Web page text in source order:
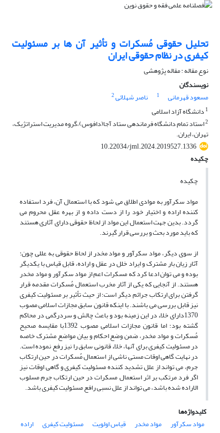
تحلیل حقوقی مُسکرات و تأثیر آن ها بر مسئولیت
کیفری در نظام حقوقی ایران
نوع مقاله : مقاله پژوهشی
نویسندگان
مسعود قهرمانی
1 ناصر شهلائی2
1 دانشگاه آزاد اسلامی
2استاد تمام دانشگاه فرماندهی ستاد آجا(دافوس)،گروه مدیریت استراتژیک،
تهران، ایران.
10.22034/jml.2024.2019527.1336
چکیده
چکیده
مواد سکرآور به موادی اطلاق می شود که با استعمال آن، فرد استفاده
کننده اراده و اختیار خود را از دست داده و از بهره عقل محروم می
گردد. بدین جهت استعمال این مواد از لحاظ حقوقی دارای آثاری هستند
که باید مورد بحث و بررسی قرار گیرند.
از سوی دیگر، مواد سکرآور و مواد مخدر از لحاظ حقوقی به عللی چون:
آثار زیان بار مشترک و ایراد خلل در عقل و اراده، قابل قیاس با یکدیگر
بوده و می توان ادعا کرد که مسکرات اعم از مواد سکرآور و مواد مخدر
هستند. از آنجایی که یکی از آثار مخرب استعمال مُسکرات مقدمه قرار
گرفتن برای ارتکاب جرائم دیگر است؛ از حیث تأثیر بر مسئولیت کیفری
نیز قابل بررسی می باشند. با اینکه قانون سابق مجازات اسلامی مصوب
1370دارای خلاء در این زمینه بود و باعث چالش و سردرگمی در محاکم
گشته بود؛ اما قانون مجازات اسلامی مصوب 1392با مقایسه صحیح
مُسکرات و مواد مخدر، ضمن وضع احکام و بیان مواضع مشترک خاصه
در مسئولیت کیفری برای آنها، خلاء قانونی سابق را نیز رفع نموده است.
در نهایت گاهی اوقات مستی ناشی از استعمال مُسکرات در حین ارتکاب
جرم، می تواند از علل تشدید کننده مسئولیت کیفری و گاهی اوقات نیز
اگر فرد مرتکب بر اثر استعمال مسکرات در حین ارتکاب جرم مسلوب
الاراده شده باشد، می تواند از علل نسبی رافع مسئولیت کیفری باشد.
کلیدواژه‌ها
مواد سکرآور
مواد مخدر قیاس اولویت مسئولیت کیفری
اراده